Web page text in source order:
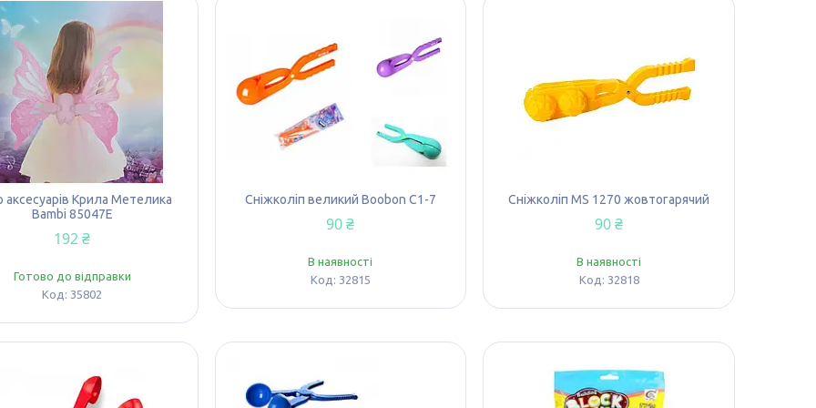
аксесуарів Крила Метелика
Bambi 85047Е
192 ₴
Готово до відправки
35802
Сніжколіп великий Boobon C1-7
90 ₴
В наявності
32815
Сніжколіп MS 1270 жовтогарячий
90 ₴
В наявності
32818